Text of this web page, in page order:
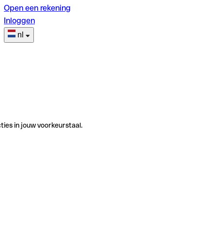
Open een rekening
Inloggen
nl
in jouw voorkeurstaal.